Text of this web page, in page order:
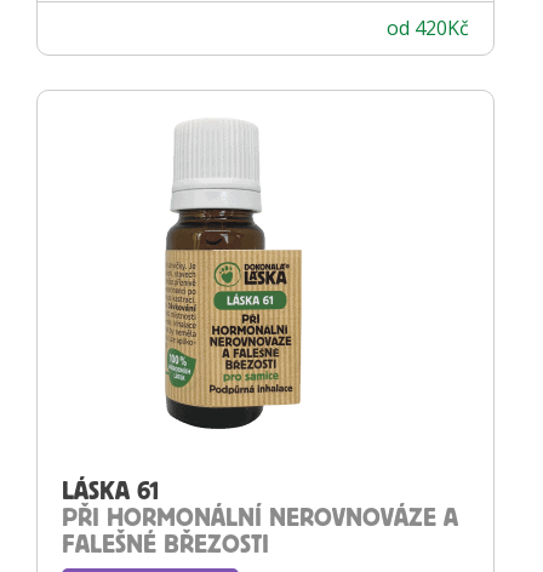
od 420Kč
LÁSKA 61
PŘI HORMONÁLNÍ NEROVNOVÁZE A
FALEŠNÉ BŘEZOSTI